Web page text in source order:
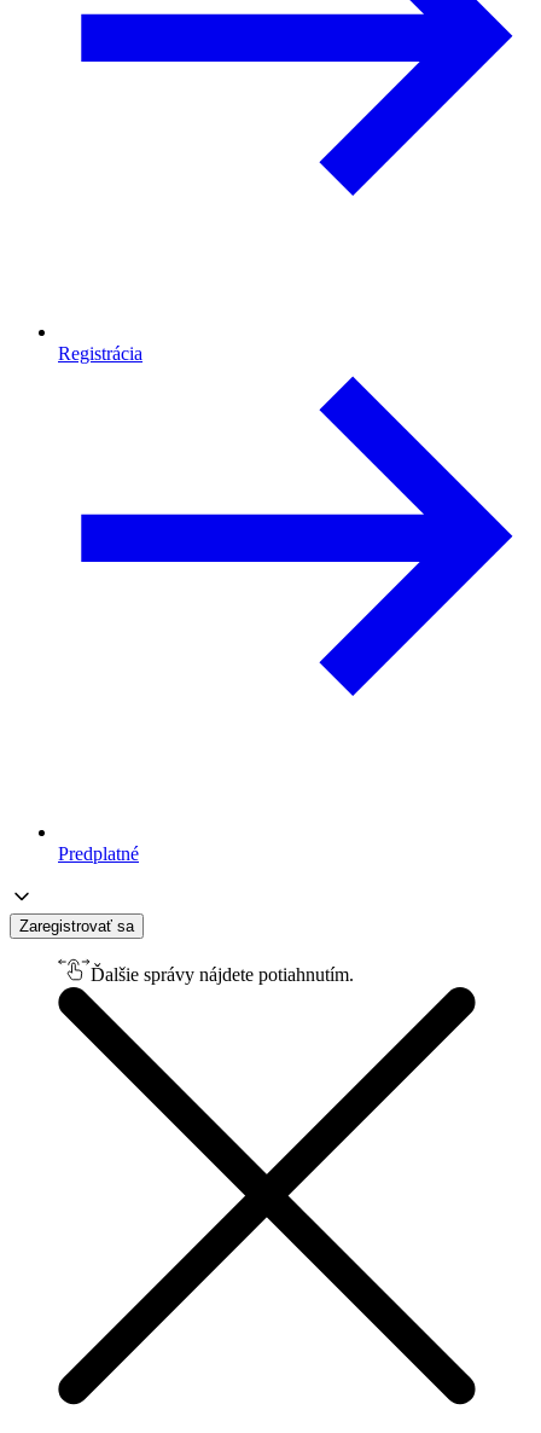
Registrácia
Predplatné
Zaregistrovať sa
Ďalšie správy nájdete potiahnutím.